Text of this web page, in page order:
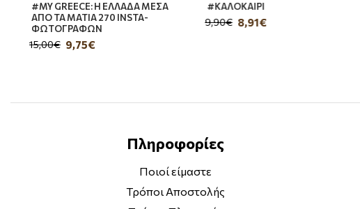
#MY GREECE: Η ΕΛΛΑΔΑ ΜΕΣΑ
ΑΠΟ ΤΑ ΜΑΤΙΑ 270 INSTA-
ΦΩΤΟΓΡΑΦΩΝ
9,75€
15,00€
#ΚΑΛΟΚΑΙΡΙ
8,91€
9,90€
Πληροφορίες
Ποιοί είμαστε
Τρόποι Αποστολής